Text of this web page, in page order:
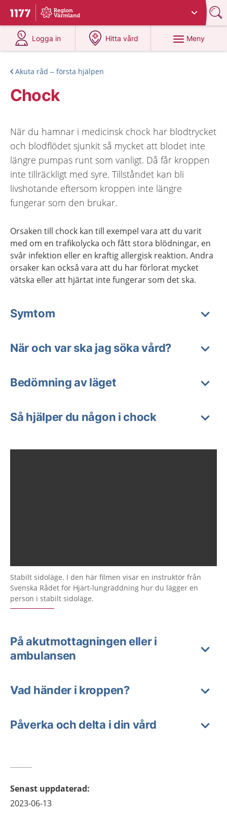
Till startsidan för 1177
Du har valt region
Logga in
på 1177.se
Hitta vård
på 1177.se
Meny
Akuta råd – första hjälpen
Chock
När du hamnar i medicinsk chock har blodtrycket
och blodflödet sjunkit så mycket att blodet inte
längre pumpas runt som vanligt. Då får kroppen
inte tillräckligt med syre. Tillståndet kan bli
livshotande eftersom kroppen inte längre
fungerar som den brukar.
Orsaken till chock kan till exempel vara att du varit
med om en trafikolycka och fått stora blödningar, en
svår infektion eller en kraftig allergisk reaktion. Andra
orsaker kan också vara att du har förlorat mycket
vätska eller att hjärtat inte fungerar som det ska.
Symtom
När och var ska jag söka vård?
Bedömning av läget
Så hjälper du någon i chock
Stabilt sidoläge. I den här filmen visar en instruktör från
Svenska Rådet för Hjärt-lungräddning hur du lägger en
person i stabilt sidoläge.
På akutmottagningen eller i
ambulansen
Vad händer i kroppen?
Påverka och delta i din vård
Senast uppdaterad:
2023-06-13